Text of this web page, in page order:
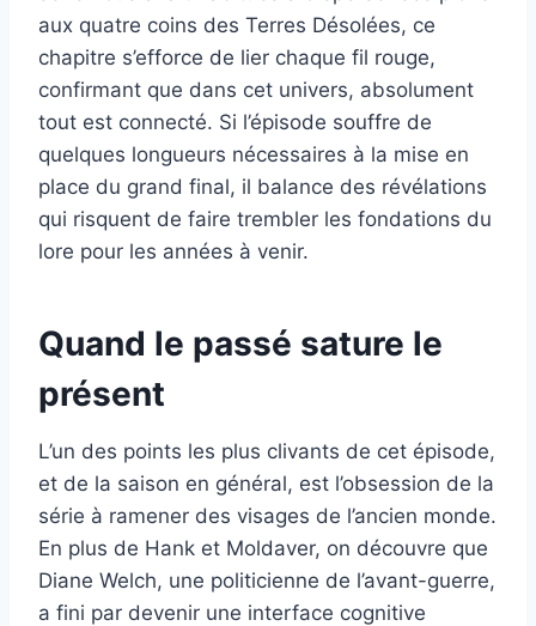
aux quatre coins des Terres Désolées, ce
chapitre s’efforce de lier chaque fil rouge,
confirmant que dans cet univers, absolument
tout est connecté. Si l’épisode souffre de
quelques longueurs nécessaires à la mise en
place du grand final, il balance des révélations
qui risquent de faire trembler les fondations du
lore pour les années à venir.
Quand le passé sature le
présent
L’un des points les plus clivants de cet épisode,
et de la saison en général, est l’obsession de la
série à ramener des visages de l’ancien monde.
En plus de Hank et Moldaver, on découvre que
Diane Welch, une politicienne de l’avant-guerre,
a fini par devenir une interface cognitive